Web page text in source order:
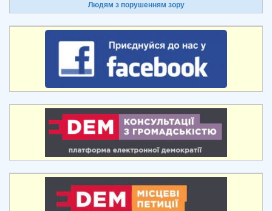
Людям з порушенням зору